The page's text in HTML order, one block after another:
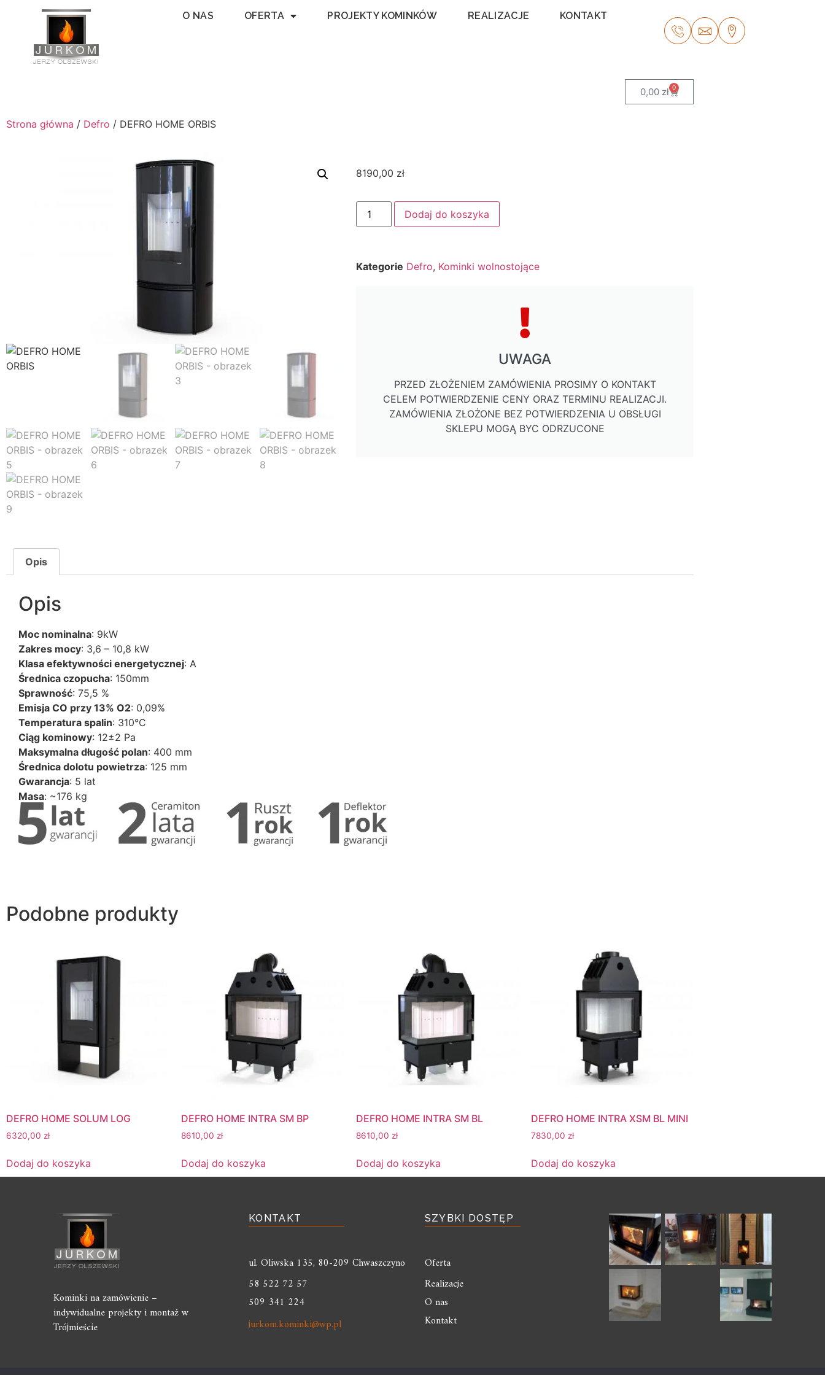
O NAS OFERTA PROJEKTY KOMINKÓW REALIZACJE KONTAKT
0,00 zł 0
Strona główna / Defro / DEFRO HOME ORBIS
8190,00 zł
Dodaj do koszyka
Kategorie Defro, Kominki wolnostojące
UWAGA
PRZED ZŁOŻENIEM ZAMÓWIENIA PROSIMY O KONTAKT
CELEM POTWIERDZENIE CENY ORAZ TERMINU REALIZACJI.
ZAMÓWIENIA ZŁOŻONE BEZ POTWIERDZENIA U OBSŁUGI
SKLEPU MOGĄ BYC ODRZUCONE
Opis
Opis
Moc nominalna: 9kW
Zakres mocy: 3,6 – 10,8 kW
Klasa efektywności energetycznej: A
Średnica czopucha: 150mm
Sprawność: 75,5 %
Emisja CO przy 13% O2: 0,09%
Temperatura spalin: 310°C
Ciąg kominowy: 12±2 Pa
Maksymalna długość polan: 400 mm
Średnica dolotu powietrza: 125 mm
Gwarancja: 5 lat
Masa: ~176 kg
Podobne produkty
DEFRO HOME SOLUM LOG
6320,00 zł
Dodaj do koszyka
DEFRO HOME INTRA SM BP
8610,00 zł
Dodaj do koszyka
DEFRO HOME INTRA SM BL
8610,00 zł
Dodaj do koszyka
DEFRO HOME INTRA XSM BL MINI
7830,00 zł
Dodaj do koszyka
Kominki na zamówienie –
indywidualne projekty i montaż w
Trójmieście
KONTAKT
ul. Oliwska 135, 80-209 Chwaszczyno
58 522 72 57
509 341 224
jurkom.kominki@wp.pl
SZYBKI DOSTĘP
Oferta
Realizacje
O nas
Kontakt